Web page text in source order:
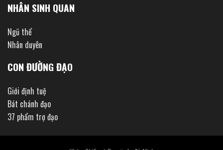
NHÂN SINH QUAN
Ngũ thể
Nhân duyên
CON ĐƯỜNG ĐẠO
Giới định tuệ
Bát chánh đạo
37 phẩm trợ đạo